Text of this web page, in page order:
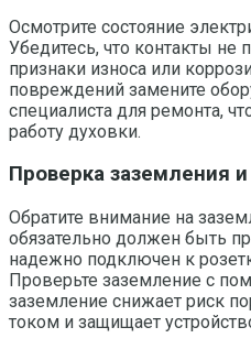
Осмотрите состояние
Убедитесь, что контакты не
признаки износа или
повреждений замените
специалиста для ремонта,
работу духовки.
Проверка заземления
Обратите внимание на
обязательно должен быть
надежно подключен к
Проверьте заземление с
заземление снижает риск
током и защищает